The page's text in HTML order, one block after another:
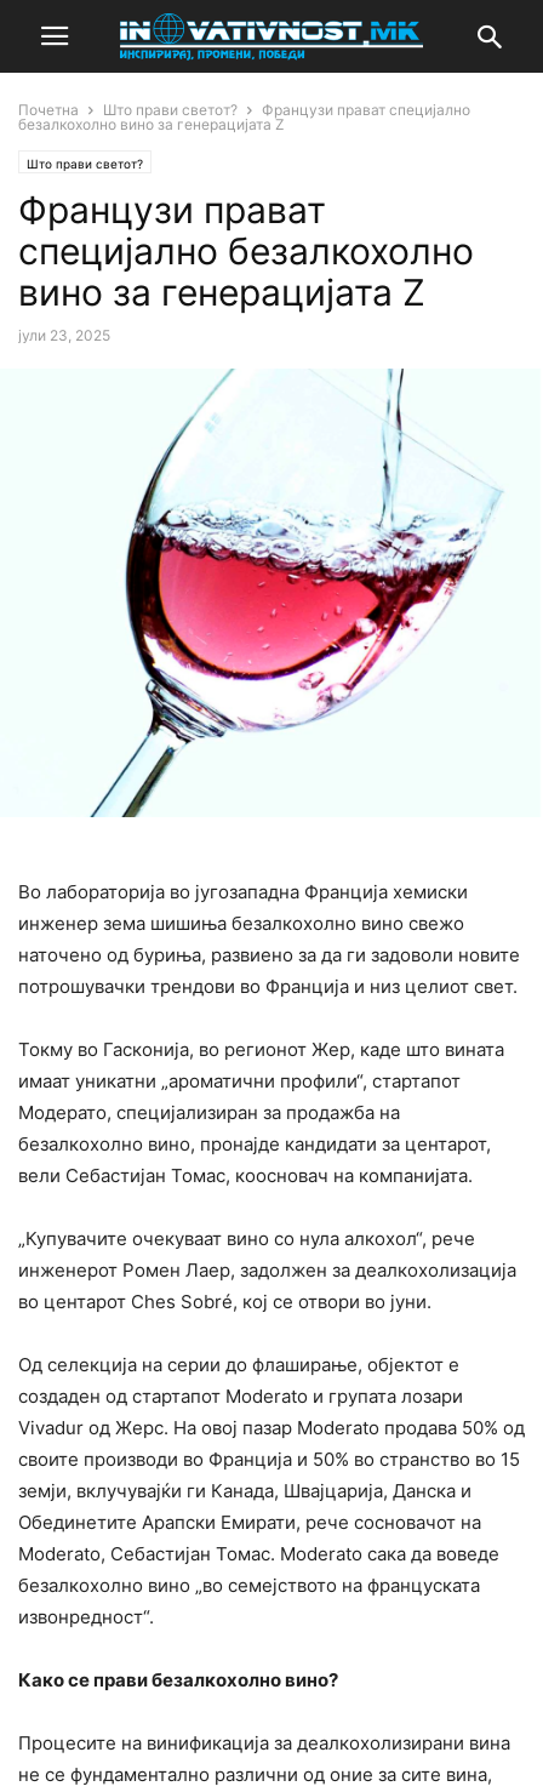
Почетна Што прави светот?
Французи прават специјално
безалкохолно вино за генерацијата Z
Што прави светот?
Французи прават
специјално безалкохолно
вино за генерацијата Z
јули 23, 2025
Во лабораторија во југозападна Франција хемиски
инженер зема шишиња безалкохолно вино свежо
наточено од буриња, развиено за да ги задоволи новите
потрошувачки трендови во Франција и низ целиот свет.
Токму во Гасконија, во регионот Жер, каде што вината
имаат уникатни „ароматични профили“, стартапот
Модерато, специјализиран за продажба на
безалкохолно вино, пронајде кандидати за центарот,
вели Себастијан Томас, коосновач на компанијата.
„Купувачите очекуваат вино со нула алкохол“, рече
инженерот Ромен Лаер, задолжен за деалкохолизација
во центарот Ches Sobré, кој се отвори во јуни.
Од селекција на серии до флаширање, објектот е
создаден од стартапот Moderato и групата лозари
Vivadur од Жерс. На овој пазар Moderato продава 50% од
своите производи во Франција и 50% во странство во 15
земји, вклучувајќи ги Канада, Швајцарија, Данска и
Обединетите Арапски Емирати, рече сосновачот на
Moderato, Себастијан Томас. Moderato сака да воведе
безалкохолно вино „во семејството на француската
извонредност“.
Како се прави безалкохолно вино?
Процесите на винификација за деалкохолизирани вина
не се фундаментално различни од оние за сите вина,